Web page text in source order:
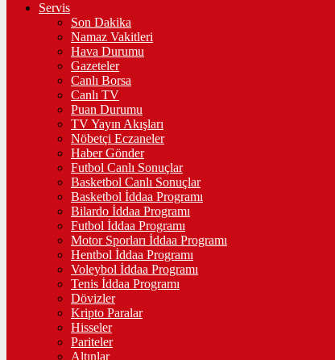
Servis
Son Dakika
Namaz Vakitleri
Hava Durumu
Gazeteler
Canlı Borsa
Canlı TV
Puan Durumu
TV Yayın Akışları
Nöbetçi Eczaneler
Haber Gönder
Futbol Canlı Sonuçlar
Basketbol Canlı Sonuçlar
Basketbol İddaa Programı
Bilardo İddaa Programı
Futbol İddaa Programı
Motor Sporları İddaa Programı
Hentbol İddaa Programı
Voleybol İddaa Programı
Tenis İddaa Programı
Dövizler
Kripto Paralar
Hisseler
Pariteler
Altınlar